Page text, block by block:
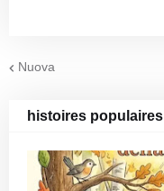
Nuova
histoires populaires